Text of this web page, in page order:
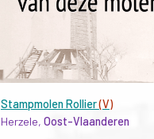
Stampmolen Rollier(V)
Herzele, Oost-Vlaanderen